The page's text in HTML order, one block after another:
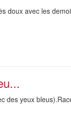
doux avec les
des yeux